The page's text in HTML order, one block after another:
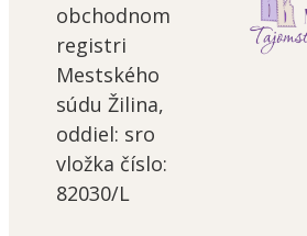
obchodnom
registri
Mestského
súdu Žilina,
oddiel: sro
vložka číslo:
82030/L